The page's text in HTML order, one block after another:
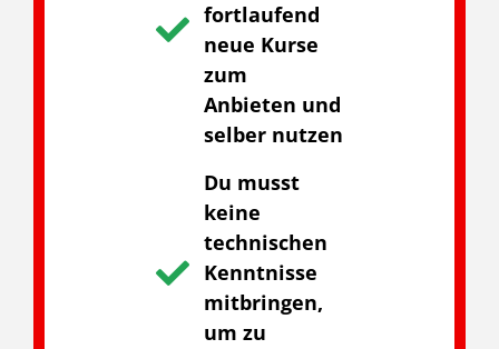
fortlaufend
neue Kurse
zum
Anbieten und
selber nutzen
Du musst
keine
technischen
Kenntnisse
mitbringen,
um zu